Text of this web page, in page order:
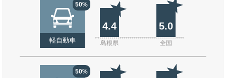
50%
軽自動車
4.4 5.0
島根県 全国
50%